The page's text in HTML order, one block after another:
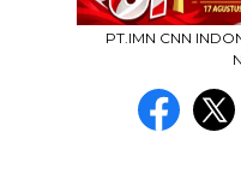
PT.IMN CNN